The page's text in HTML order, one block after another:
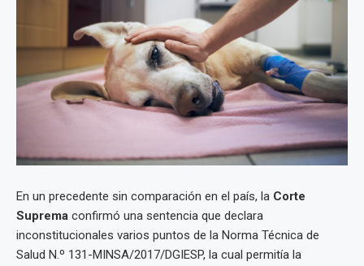
En un precedente sin comparación en el país, la Corte
Suprema confirmó una sentencia que declara
inconstitucionales varios puntos de la Norma Técnica de
Salud N.º 131-MINSA/2017/DGIESP, la cual permitía la